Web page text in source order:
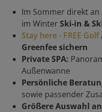
Im Sommer direkt an
im Winter Ski-in &
Stay here - FREE Golf
Greenfee sichern
Private SPA:
Außenwanne
Persönliche
sowie passender
Größere Auswahl